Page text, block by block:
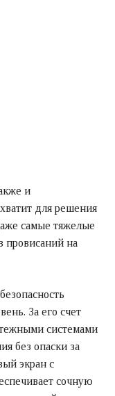
и
для решения
самые тяжелые
провисаний на
За его счет
системами
без опаски за
экран с
сочную